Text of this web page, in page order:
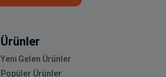
Ürünler
Yeni Gelen Ürünler
Popüler Ürünler